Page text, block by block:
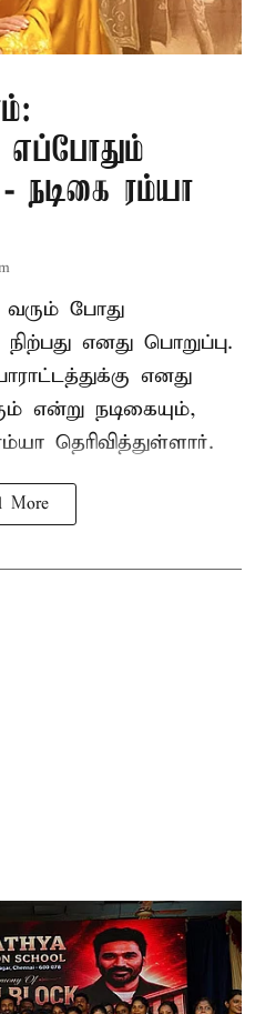
எப்போதும்
நடிகை ரம்யா
வரும் போது
எனது பொறுப்பு.
எனது
என்று நடிகையும்,
தெரிவித்துள்ளார்.
More